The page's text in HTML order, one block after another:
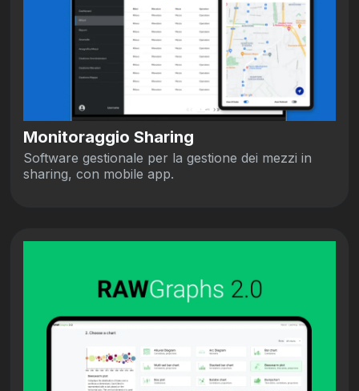
Monitoraggio Sharing
Software gestionale per la gestione dei mezzi in
sharing, con mobile app.